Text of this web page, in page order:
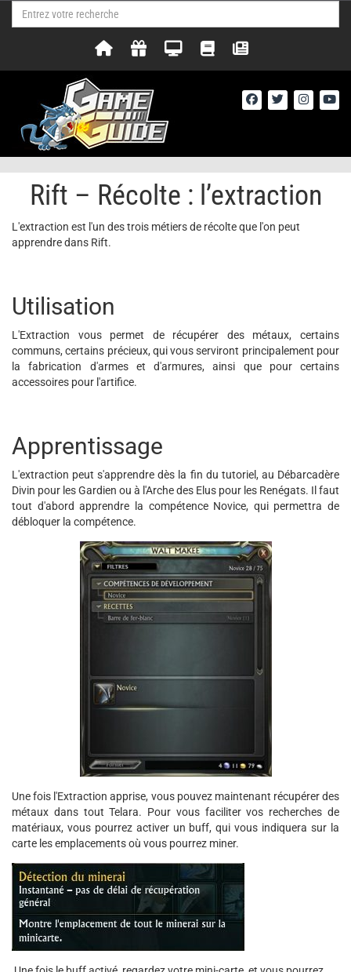
Rift – Récolte : l’extraction
L'extraction est l'un des trois métiers de récolte que l'on peut
apprendre dans Rift.
Utilisation
L'Extraction vous permet de récupérer des métaux, certains
communs, certains précieux, qui vous serviront principalement pour
la fabrication d'armes et d'armures, ainsi que pour certains
accessoires pour l'artifice.
Apprentissage
L'extraction peut s'apprendre dès la fin du tutoriel, au Débarcadère
Divin pour les Gardien ou à l'Arche des Elus pour les Renégats. Il faut
tout d'abord apprendre la compétence Novice, qui permettra de
débloquer la compétence.
Une fois l'Extraction apprise, vous pouvez maintenant récupérer des
métaux dans tout Telara. Pour vous faciliter vos recherches de
matériaux, vous pourrez activer un buff, qui vous indiquera sur la
carte les emplacements où vous pourrez miner.